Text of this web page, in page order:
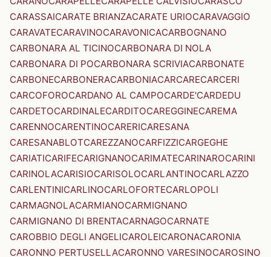
CARASSAICARATE BRIANZACARATE URIOCARAVAGGIO
CARAVATECARAVINOCARAVONICACARBOGNANO
CARBONARA AL TICINOCARBONARA DI NOLA
CARBONARA DI POCARBONARA SCRIVIACARBONATE
CARBONECARBONERACARBONIACARCARECARCERI
CARCOFOROCARDANO AL CAMPOCARDE'CARDEDU
CARDETOCARDINALECARDITOCAREGGINECAREMA
CARENNOCARENTINOCARERICARESANA
CARESANABLOTCAREZZANOCARFIZZICARGEGHE
CARIATICARIFECARIGNANOCARIMATECARINAROCARINI
CARINOLACARISIOCARISOLOCARLANTINOCARLAZZO
CARLENTINICARLINOCARLOFORTECARLOPOLI
CARMAGNOLACARMIANOCARMIGNANO
CARMIGNANO DI BRENTACARNAGOCARNATE
CAROBBIO DEGLI ANGELICAROLEICARONACARONIA
CARONNO PERTUSELLACARONNO VARESINOCAROSINO